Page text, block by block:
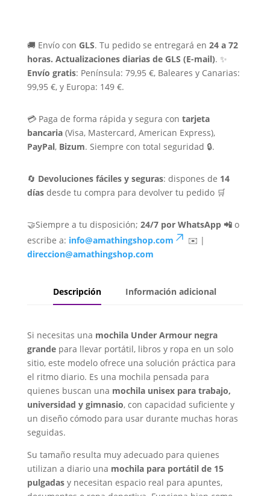
🚚 Envío con GLS. Tu pedido se entregará en 24 a 72
horas. Actualizaciones diarias de GLS (E-mail). ✨
Envío gratis: Península: 79,95 €, Baleares y Canarias:
99,95 €, y Europa: 149 €.
💳 Paga de forma rápida y segura con tarjeta
bancaria(Visa, Mastercard, American Express),
PayPal, Bizum. Siempre con total seguridad 🔒.
🔄 Devoluciones fáciles y seguras: dispones de 14
díasdesde tu compra para devolver tu pedido 🛒
🤝Siempre a tu disposición; 24/7 por WhatsApp 📲o
escribe a: info@amathingshop.com
✉️ |
direccion@amathingshop.com
Descripción Información adicional
Si necesitas una mochila Under Armour negra
grandepara llevar portátil, libros y ropa en un solo
sitio, este modelo ofrece una solución práctica para
el ritmo diario. Es una mochila pensada para
quienes buscan una mochila unisex para trabajo,
universidad y gimnasio, con capacidad suficiente y
un diseño cómodo para usar durante muchas horas
seguidas.
Su tamaño resulta muy adecuado para quienes
utilizan a diario una mochila para portátil de 15
pulgadasy necesitan espacio real para apuntes,